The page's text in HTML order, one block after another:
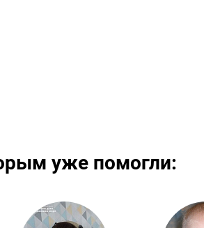
уже помогли:
Подробнее